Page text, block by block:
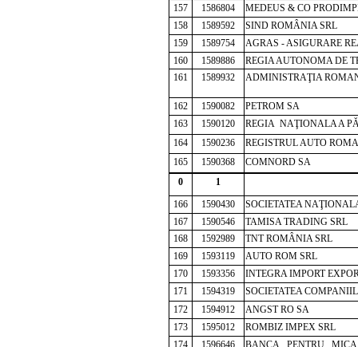
157
1586804
MEDEUS & CO
158
1589592
SIND ROMÂNIA SRL
159
1589754
AGRAS - ASIGURARE
160
1589886
REGIA AUTONOMA DE
161
1589932 ADMINISTRAŢIA
162 1590082
PETROM SA
163
1590120
REGIA NAŢIONALA A
164
1590236
REGISTRUL AUTO
165
1590368
COMNORD SA
0
1
166
1590430
SOCIETATEA
167
1590546
TAMISA TRADING SRL
168
1592989
TNT ROMÂNIA SRL
169
1593119
AUTO ROM SRL
170
1593356
INTEGRA IMPORT
171
1594319
SOCIETATEA
172
1594912
ANGST RO SA
173
1595012
ROMBIZ IMPEX SRL
174
1596646 BANCA PENTRU MICA